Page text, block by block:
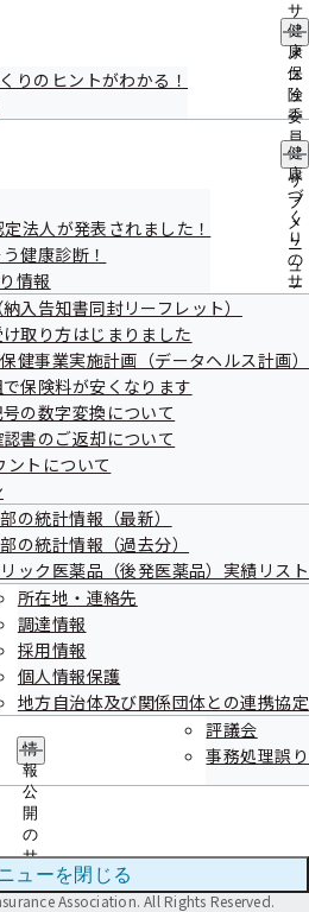
サ
ブ
メ
ニ
ュ
ー
健
康
保
険
委
員
の
サ
ブ
メ
ニ
ュ
ー
りのヒントがわかる！
健
康
づ
く
り
の
サ
ュ
法人が発表されました！
健康診断！
情報
入告知書同封リーフレット）
取り方はじまりました
健事業実施計画（データヘルス計画）
保険料が安くなります
の数字変換について
書のご返却について
ントについて
の統計情報（最新）
の統計情報（過去分）
ック医薬品（後発医薬品）実績リスト
所在地・連絡先
調達情報
採用情報
個人情報保護
地方自治体及び関係団体との連携協定
情
報
公
開
の
サ
ブ
メ
評議会
事務処理誤り
ューを閉じる
部三重支部情報公開事務処理誤り
都道府県支部所在地
申請書
協会けんぽについて
お知らせ
よくあるご質問
アクセシビリティポリシー
健康保険協会
Association. All Rights Reserved.